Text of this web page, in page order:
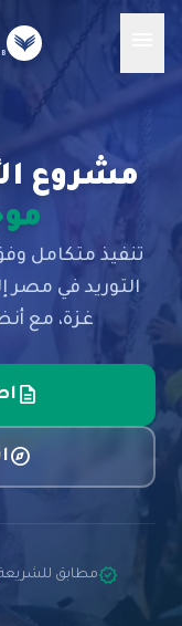
مشروع
تنفيذ متكامل
التوريد في مصر
غزة، مع
description
explore
verifiedمطابق